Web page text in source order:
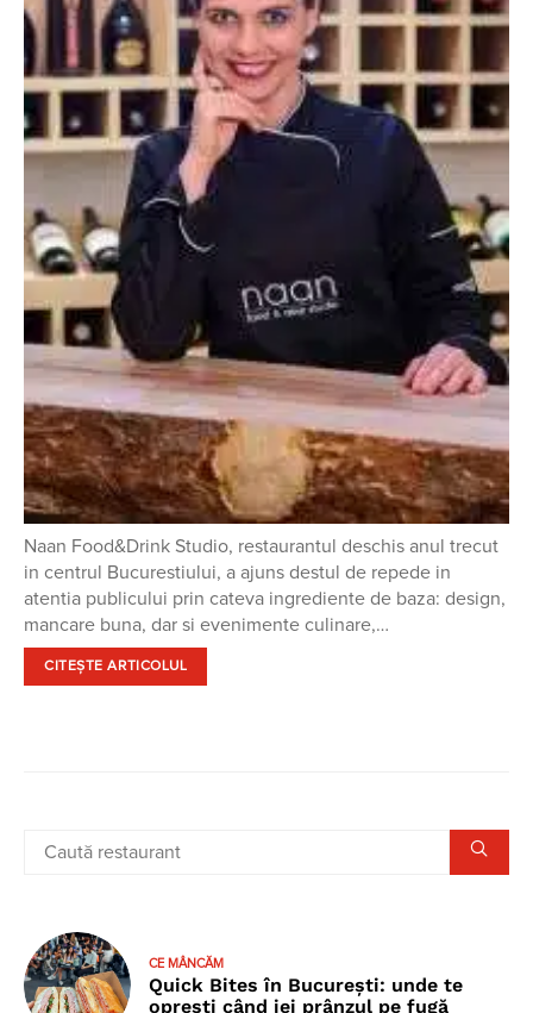
Naan Food&Drink Studio, restaurantul deschis anul trecut
in centrul Bucurestiului, a ajuns destul de repede in
atentia publicului prin cateva ingrediente de baza: design,
mancare buna, dar si evenimente culinare,…
CITEȘTE ARTICOLUL
CE MÂNCĂM
Quick Bites în București: unde te
oprești când iei prânzul pe fugă